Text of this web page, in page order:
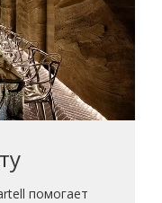
помогает